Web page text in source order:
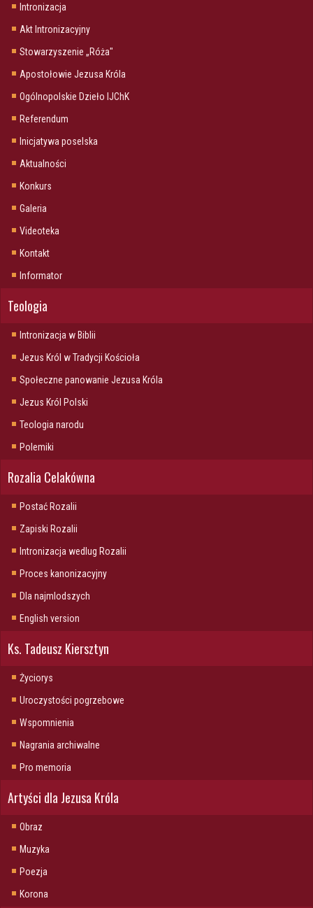
Intronizacja
Akt Intronizacyjny
Stowarzyszenie „Róża"
Apostołowie Jezusa Króla
Ogólnopolskie Dzieło IJChK
Referendum
Inicjatywa poselska
Aktualności
Konkurs
Galeria
Videoteka
Kontakt
Informator
Teologia
Intronizacja w Biblii
Jezus Król w Tradycji Kościoła
Społeczne panowanie Jezusa Króla
Jezus Król Polski
Teologia narodu
Polemiki
Rozalia Celakówna
Postać Rozalii
Zapiski Rozalii
Intronizacja wedlug Rozalii
Proces kanonizacyjny
Dla najmlodszych
English version
Ks. Tadeusz Kiersztyn
Życiorys
Uroczystości pogrzebowe
Wspomnienia
Nagrania archiwalne
Pro memoria
Artyści dla Jezusa Króla
Obraz
Muzyka
Poezja
Korona